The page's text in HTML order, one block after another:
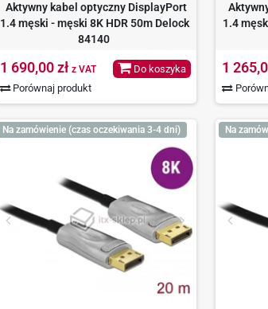
Aktywny kabel optyczny DisplayPort
1.4 męski - męski 8K HDR 50m Delock
84140
1 690,00 zł z VAT
Porównaj produkt
Do koszyka
1.4
1
Na zamówienie (czas oczekiwania 3-4 dni) Na